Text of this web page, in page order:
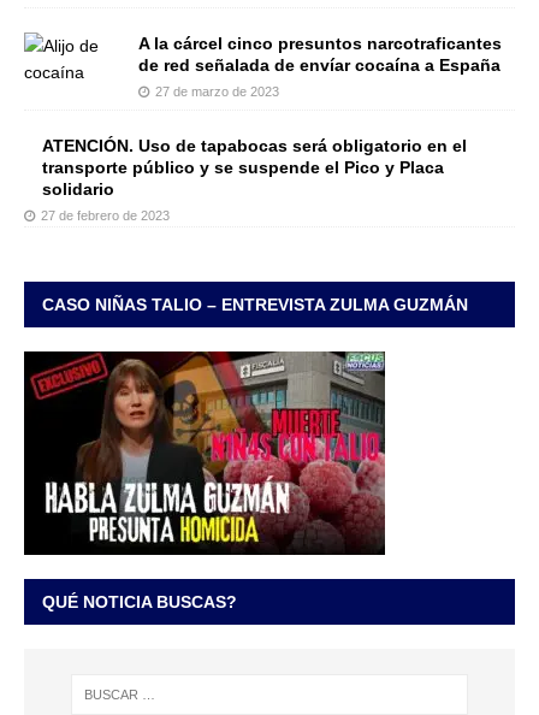
A la cárcel cinco presuntos narcotraficantes
de red señalada de envíar cocaína a España
27 de marzo de 2023
ATENCIÓN. Uso de tapabocas será obligatorio en el
transporte público y se suspende el Pico y Placa
solidario
27 de febrero de 2023
CASO NIÑAS TALIO – ENTREVISTA ZULMA GUZMÁN
QUÉ NOTICIA BUSCAS?